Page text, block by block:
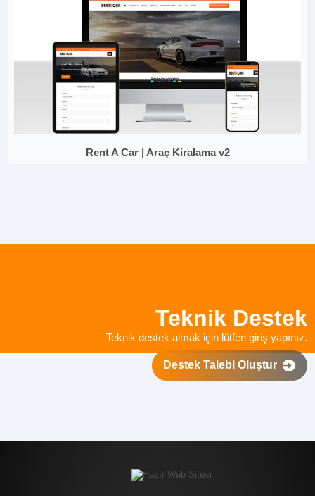
Rent A Car | Araç Kiralama v2
Teknik Destek
Teknik destek almak için lütfen giriş yapınız.
Destek Talebi Oluştur